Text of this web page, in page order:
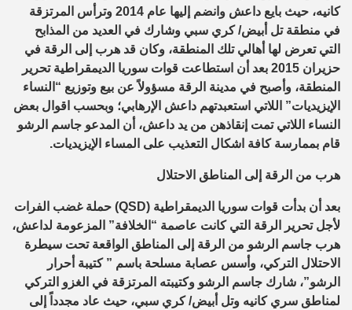
كانيه، حيث بايع داعش وانضم إليها عام 2014 وترأس المرتزقة
في منطقة تل أبيض/ كري سبي وشارك في العديد من المذابح
التي تعرض لها أهالي تلك المنطقة، وكان قد هرب إلى الرقة في
حزيران 2015 بعد أن استطاعت قوات سوريا الديمقراطية تحرير
المنطقة، وأصبح في مدينة الرقة مسؤولاً عن بيع وتوزيع “النساء
الإيزيديات” اللاتي استعبدتهم داعش الإرهابي؛ وبحسب اقوال بعض
النساء اللاتي تمت إنقاذهن من يد داعش، أن المدعو جاسم الرشو
قام بممارسة كافة اشكال التعذيب على المساء الإيزيديات.
هرب من الرقة إلى المناطق الاحتلال
بعد أن بدأت قوات سوريا الديمقراطية (QSD) حملة غضب الفرات
لأجل تحرير الرقة التي كانت عاصمة “الخلافة” المزعومة لداعش،
هرب جاسم الرشو من الرقة إلى المناطق الواقعة تحت سيطرة
الاحتلال التركي، وأسس عصابة مسلحة باسم ” كتيبة أحرار
الرشو”، شارك جاسم الرشو وكتيبته المرتزقة في الغزو التركي
لمناطق سري كانيه وتل أبيض/ كري سبي، حيث عاد مجدداً إلى